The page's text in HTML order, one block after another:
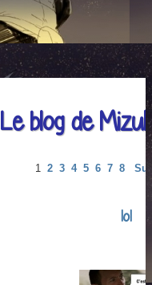
Le blog de
1 2 3 4 5 6 7 8
lol